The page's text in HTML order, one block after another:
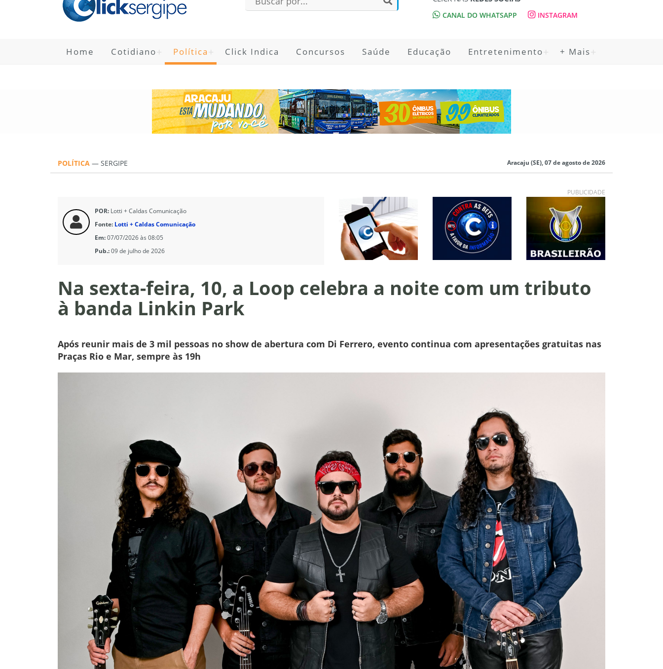
CANAL DO WHATSAPP INSTAGRAM
Home Cotidiano Política Click Indica Concursos Saúde Educação Entretenimento + Mais
POLÍTICA — SERGIPE Aracaju (SE), 07 de agosto de 2026
PUBLICIDADE
POR: Lotti + Caldas Comunicação
Fonte: Lotti + Caldas Comunicação
Em:07/07/2026 às 08:05
Pub.:09 de julho de 2026
Na sexta-feira, 10, a Loop celebra a noite com um tributo
à banda Linkin Park
Após reunir mais de 3 mil pessoas no show de abertura com Di Ferrero, evento continua com apresentações gratuitas nas
Praças Rio e Mar, sempre às 19h